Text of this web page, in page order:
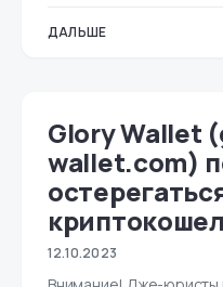
ДАЛЬШЕ
Glory Wallet
wallet.com)
12.10.2023